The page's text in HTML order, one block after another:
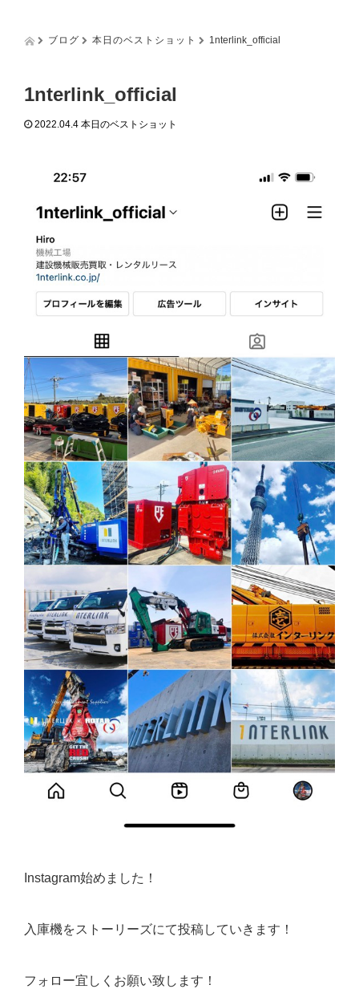
ブログ 本日のベストショット 1nterlink_official
1nterlink_official
2022.04.4 本日のベストショット
Instagram始めました！
入庫機をストーリーズにて投稿していきます！
フォロー宜しくお願い致します！